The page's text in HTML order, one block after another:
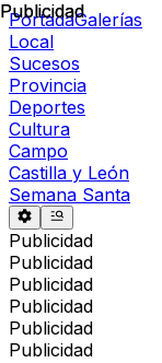
PortadaGalerías
Local
Sucesos
Provincia
Deportes
Cultura
Campo
Castilla y León
Semana Santa
Publicidad
Publicidad
Publicidad
Publicidad
Publicidad
Publicidad
Publicidad
Publicidad